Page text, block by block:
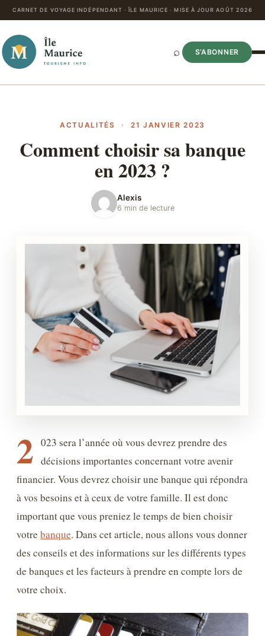
CARNET DE VOYAGE INDÉPENDANT · ÎLE MAURICE · MISE À JOUR AOÛT 2026
⌕ S’ABONNER
ACTUALITÉS · 21 JANVIER 2023
Comment choisir sa banque
en 2023 ?
Alexis
6 min de lecture
2 023 sera l’année où vous devrez prendre des
décisions importantes concernant votre avenir
financier. Vous devrez choisir une banque qui répondra
à vos besoins et à ceux de votre famille. Il est donc
important que vous preniez le temps de bien choisir
votre banque. Dans cet article, nous allons vous donner
des conseils et des informations sur les différents types
de banques et les facteurs à prendre en compte lors de
votre choix.